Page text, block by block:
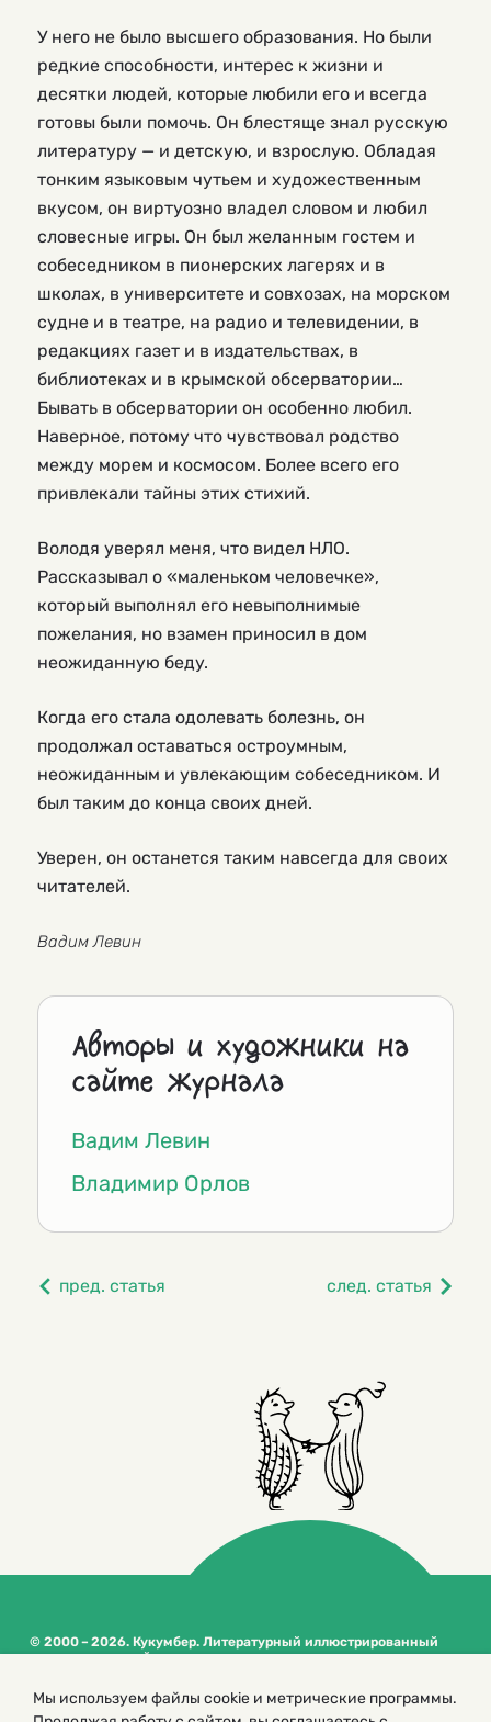
У него не было высшего образования. Но были
редкие способности, интерес к жизни и
десятки людей, которые любили его и всегда
готовы были помочь. Он блестяще знал русскую
литературу — и детскую, и взрослую. Обладая
тонким языковым чутьем и художественным
вкусом, он виртуозно владел словом и любил
словесные игры. Он был желанным гостем и
собеседником в пионерских лагерях и в
школах, в университете и совхозах, на морском
судне и в театре, на радио и телевидении, в
редакциях газет и в издательствах, в
библиотеках и в крымской обсерватории…
Бывать в обсерватории он особенно любил.
Наверное, потому что чувствовал родство
между морем и космосом. Более всего его
привлекали тайны этих стихий.
Володя уверял меня, что видел НЛО.
Рассказывал о «маленьком человечке»,
который выполнял его невыполнимые
пожелания, но взамен приносил в дом
неожиданную беду.
Когда его стала одолевать болезнь, он
продолжал оставаться остроумным,
неожиданным и увлекающим собеседником. И
был таким до конца своих дней.
Уверен, он останется таким навсегда для своих
читателей.
Вадим Левин
Авторы и художники на
сайте журнала
Вадим Левин
Владимир Орлов
пред. статья след. статья
© 2000 – 2026. Кукумбер. Литературный иллюстрированный
журнал для детей
сайта
Мы используем файлы cookie и метрические программы.